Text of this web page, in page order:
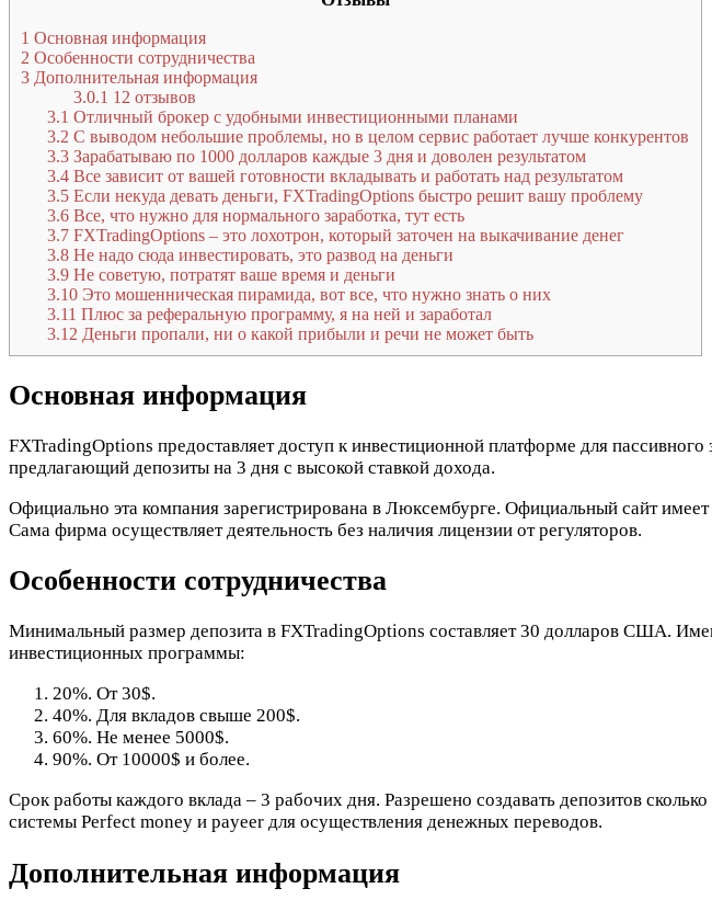
1 Основная информация
2 Особенности сотрудничества
3 Дополнительная информация
3.0.1 12 отзывов
3.1 Отличный брокер с удобными инвестиционными планами
3.2 С выводом небольшие проблемы, но в целом сервис работает лучше конкурентов
3.3 Зарабатываю по 1000 долларов каждые 3 дня и доволен результатом
3.4 Все зависит от вашей готовности вкладывать и работать над результатом
3.5 Если некуда девать деньги, FXTradingOptions быстро решит вашу проблему
3.6 Все, что нужно для нормального заработка, тут есть
3.7 FXTradingOptions – это лохотрон, который заточен на выкачивание денег
3.8 Не надо сюда инвестировать, это развод на деньги
3.9 Не советую, потратят ваше время и деньги
3.10 Это мошенническая пирамида, вот все, что нужно знать о них
3.11 Плюс за реферальную программу, я на ней и заработал
3.12 Деньги пропали, ни о какой прибыли и речи не может быть
Основная информация
FXTradingOptions предоставляет доступ к инвестиционной платформе для
предлагающий депозиты на 3 дня с высокой ставкой дохода.
Официально эта компания зарегистрирована в Люксембурге. Официальный сайт
Сама фирма осуществляет деятельность без наличия лицензии от регуляторов.
Особенности сотрудничества
Минимальный размер депозита в FXTradingOptions составляет 30 долларов США.
инвестиционных программы:
20%. От 30$.
40%. Для вкладов свыше 200$.
60%. Не менее 5000$.
90%. От 10000$ и более.
Срок работы каждого вклада – 3 рабочих дня. Разрешено создавать депозитов
системы Perfect money и payeer для осуществления денежных переводов.
Дополнительная информация